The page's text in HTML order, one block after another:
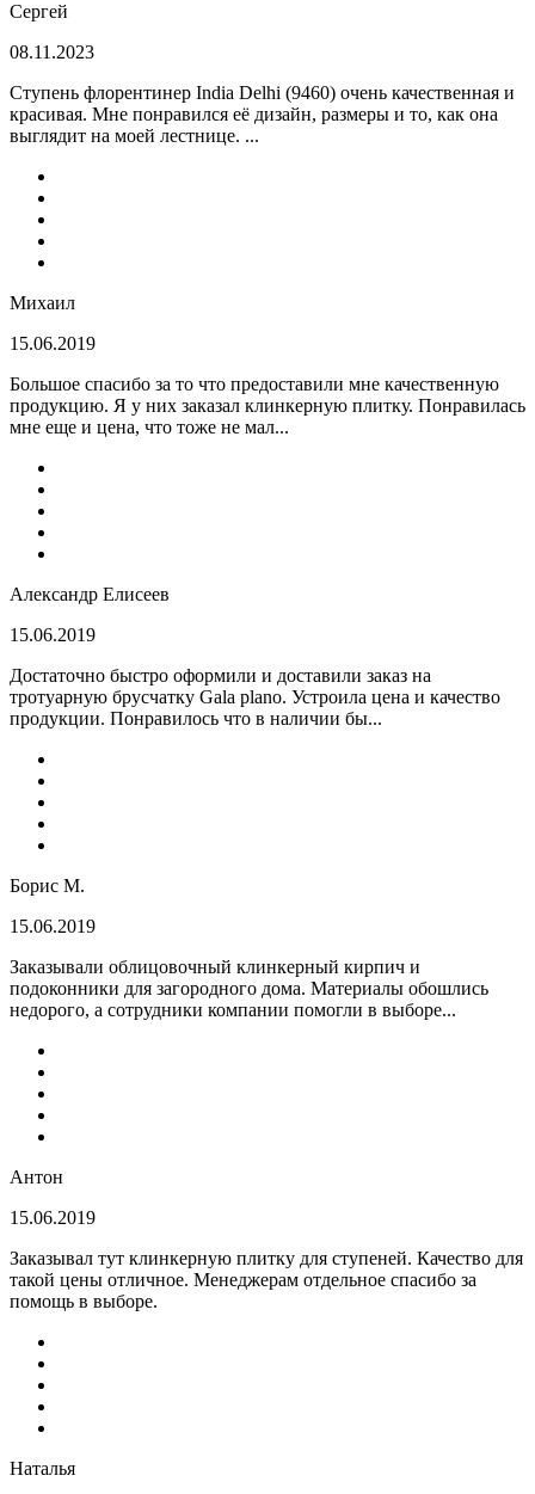
Сергей
08.11.2023
Ступень флорентинер India Delhi (9460) очень качественная и
красивая. Мне понравился её дизайн, размеры и то, как она
выглядит на моей лестнице. ...
Михаил
15.06.2019
Большое спасибо за то что предоставили мне качественную
продукцию. Я у них заказал клинкерную плитку. Понравилась
мне еще и цена, что тоже не мал...
Александр Елисеев
15.06.2019
Достаточно быстро оформили и доставили заказ на
тротуарную брусчатку Gala plano. Устроила цена и качество
продукции. Понравилось что в наличии бы...
Борис М.
15.06.2019
Заказывали облицовочный клинкерный кирпич и
подоконники для загородного дома. Материалы обошлись
недорого, а сотрудники компании помогли в выборе...
Антон
15.06.2019
Заказывал тут клинкерную плитку для ступеней. Качество для
такой цены отличное. Менеджерам отдельное спасибо за
помощь в выборе.
Наталья